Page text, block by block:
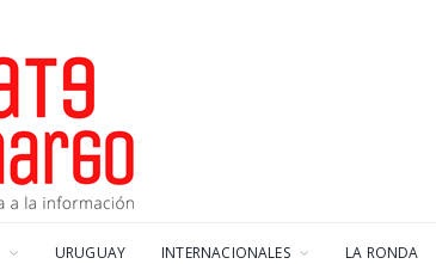
URUGUAY INTERNACIONALES LA RONDA